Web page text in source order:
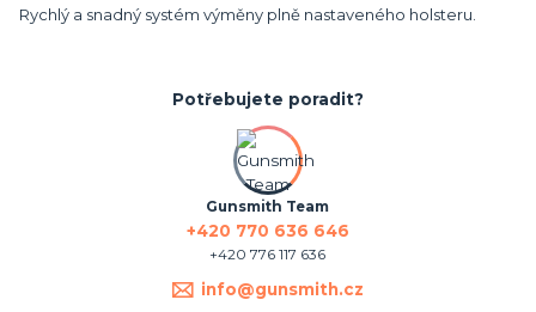
Rychlý a snadný systém výměny plně nastaveného holsteru.
Potřebujete poradit?
Gunsmith Team
+420 770 636 646
+420 776 117 636
info@gunsmith.cz